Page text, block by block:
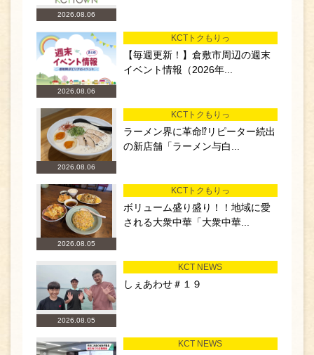
2026.08.06
2026.08.06
KCTトクもりっ
【毎週更新！】倉敷市周辺の週末
イベント情報（2026年...
2026.08.06
KCTトクもりっ
ラーメン界に革命⁉リピーター続出
の新店舗「ラーメン与白...
2026.08.05
KCTトクもりっ
ボリューム盛り盛り！！地域に愛
される大衆中華「大衆中華...
2026.08.05
KCT NEWS
しぇあわせ＃１９
KCT NEWS